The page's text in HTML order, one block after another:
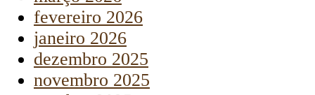
fevereiro 2026
janeiro 2026
dezembro 2025
novembro 2025